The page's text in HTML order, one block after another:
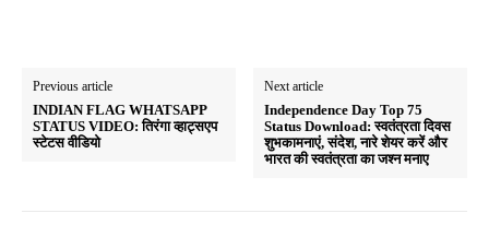
Previous article
INDIAN FLAG WHATSAPP
STATUS VIDEO: तिरंगा व्हाट्सएप
स्टेटस वीडियो
Next article
Independence Day Top 75
Status Download: स्वतंत्रता दिवस
शुभकामनाएं, संदेश, नारे शेयर करें और
भारत की स्वतंत्रता का जश्न मनाए